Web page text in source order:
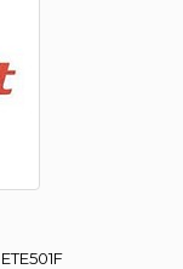
ETE501F